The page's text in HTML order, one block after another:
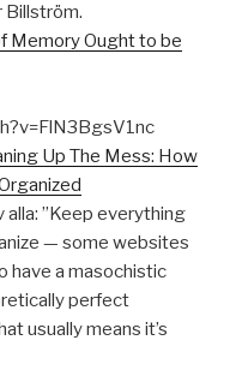
Billström.
Memory Ought to be
Up The Mess: How
alla: ”Keep everything
— some websites
have a masochistic
perfect
usually means it’s